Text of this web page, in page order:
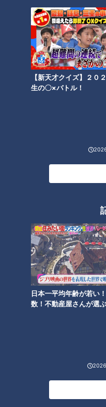
【新天才クイズ】２０
生の〇×バトル！
日本一平均年齢が若い
数！不動産屋さんが選
の工事に合わせて軍用道路
明治15年に操業を開始し、
その岩鼻火薬製造所が第二
るため、防空仕様の地下工
だ）に建設し、移転する計画
現在町道になっている道も
るための軍用道路として整